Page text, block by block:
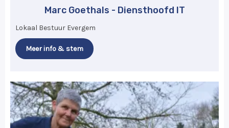
Marc Goethals - Diensthoofd IT
Lokaal Bestuur Evergem
Meer info & stem